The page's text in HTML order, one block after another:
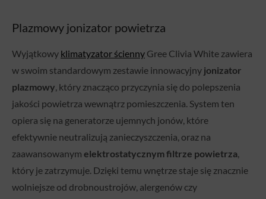
Plazmowy jonizator powietrza
Wyjątkowy klimatyzator ścienny Gree Clivia White zawiera
w swoim standardowym zestawie innowacyjny jonizator
plazmowy, który znacząco przyczynia się do polepszenia
jakości powietrza wewnątrz pomieszczenia. System ten
opiera się na generatorze ujemnych jonów, które
efektywnie neutralizują zanieczyszczenia, oraz na
zaawansowanym elektrostatycznym filtrze powietrza,
który je zatrzymuje. Dzięki temu wnętrze staje się znacznie
wolniejsze od drobnoustrojów, alergenów czy